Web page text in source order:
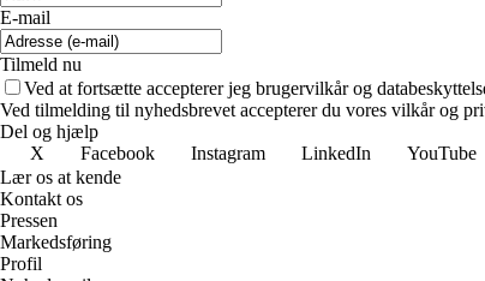
E-mail
Tilmeld nu
Ved at fortsætte accepterer jeg brugervilkår og
Ved tilmelding til nyhedsbrevet accepterer du vores vilkår og
Del og hjælp
X
Facebook Instagram LinkedIn YouTube
Lær os at kende
Kontakt os
Pressen
Markedsføring
Profil